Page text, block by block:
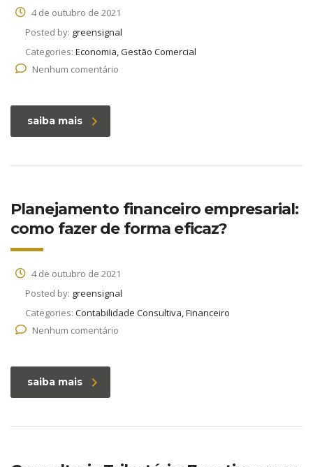
4 de outubro de 2021
Posted by: greensignal
Categories: Economia, Gestão Comercial
Nenhum comentário
saiba mais
Planejamento financeiro empresarial:
como fazer de forma eficaz?
4 de outubro de 2021
Posted by: greensignal
Categories: Contabilidade Consultiva, Financeiro
Nenhum comentário
saiba mais